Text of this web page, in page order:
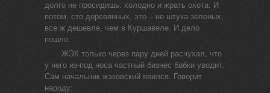
долго не просидишь: холодно и жрать охота. И
потом, сто деревянных, это – не штука зеленых,
все ж дешевле, чем в Куршавеле. И дело
пошло.
ЖЭК только через пару дней расчухал, что
у него из-под носа частный бизнес бабки уводит.
Сам начальник жэковский явился. Говорит
народу: